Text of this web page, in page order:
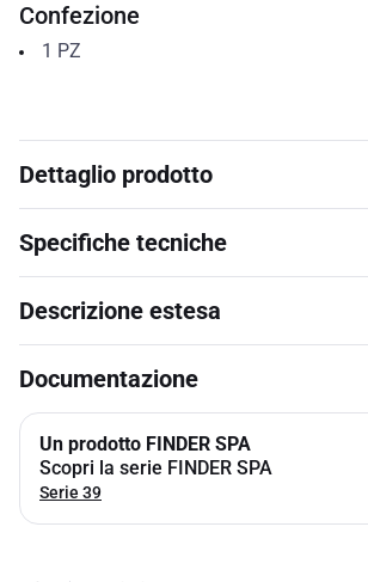
Confezione
1 PZ
Dettaglio prodotto
Specifiche tecniche
Descrizione estesa
Documentazione
Un prodotto FINDER SPA
Scopri la serie FINDER SPA
Serie 39